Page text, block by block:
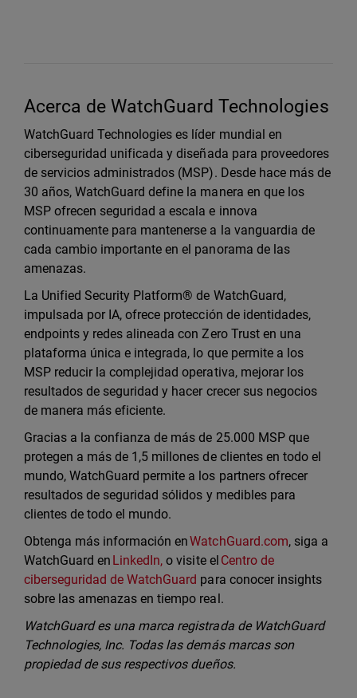
Acerca de WatchGuard Technologies
WatchGuard Technologies es líder mundial en
ciberseguridad unificada y diseñada para proveedores
de servicios administrados (MSP). Desde hace más de
30 años, WatchGuard define la manera en que los
MSP ofrecen seguridad a escala e innova
continuamente para mantenerse a la vanguardia de
cada cambio importante en el panorama de las
amenazas.
La Unified Security Platform® de WatchGuard,
impulsada por IA, ofrece protección de identidades,
endpoints y redes alineada con Zero Trust en una
plataforma única e integrada, lo que permite a los
MSP reducir la complejidad operativa, mejorar los
resultados de seguridad y hacer crecer sus negocios
de manera más eficiente.
Gracias a la confianza de más de 25.000 MSP que
protegen a más de 1,5 millones de clientes en todo el
mundo, WatchGuard permite a los partners ofrecer
resultados de seguridad sólidos y medibles para
clientes de todo el mundo.
Obtenga más información enWatchGuard.com, siga a
WatchGuard en LinkedIn, o visite el Centro de
ciberseguridad de WatchGuard para conocer insights
sobre las amenazas en tiempo real.
WatchGuard es una marca registrada de WatchGuard
Technologies, Inc. Todas las demás marcas son
propiedad de sus respectivos dueños.